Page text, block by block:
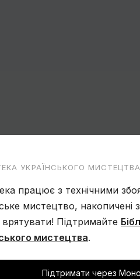
УКРАЇНСЬКОГО МИСТЕЦТВА
працює з технічними
мистецтво, накопичені
Підтримайте
мистецтва.
Підтримати через